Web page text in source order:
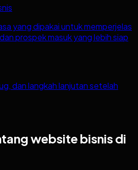
yang dipakai untuk memperjelas
prospek masuk yang lebih siap
dan langkah lanjutan setelah
website bisnis di